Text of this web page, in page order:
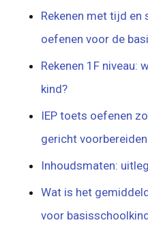
Rekenen met tijd en
oefenen voor de
Rekenen 1F niveau:
kind?
IEP toets oefenen
gericht voorbereiden
Inhoudsmaten:
Wat is het
voor